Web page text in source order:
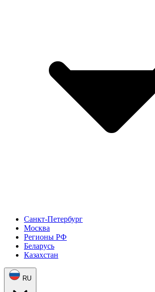
Санкт-Петербург
Москва
Регионы РФ
Беларусь
Казахстан
RU